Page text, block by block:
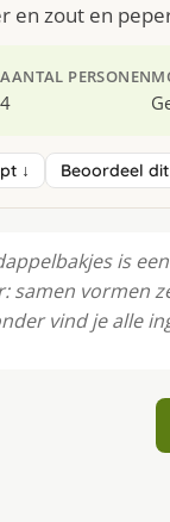
en zout en
AANTAL PERSONEN
4
↓ Beoordeel
is
samen vormen
vind je alle